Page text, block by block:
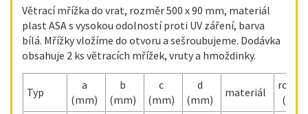
Větrací mřížka do vrat, rozměr 500 x 90 mm, materiál
plast ASA s vysokou odolností proti UV záření, barva
bílá. Mřížky vložíme do otvoru a sešroubujeme. Dodávka
obsahuje 2 ks větracích mřížek, vruty a hmoždinky.
Typ
a
(mm)
b
(mm)
c
(mm)
d
(mm)
materiál
(mm)